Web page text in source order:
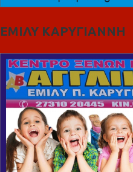
ΕΜΙΛΥ ΚΑΡΥΓΙΑΝΝΗ